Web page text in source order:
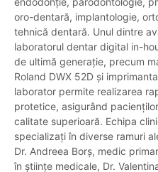
oro-dentară, implantologie,
tehnică dentară. Unul dintre
laboratorul dentar digital in-
de ultimă generație, precum
Roland DWX 52D și
laborator permite realizarea
protetice, asigurând
calitate superioară. Echipa
specializați în diverse ramuri
Dr. Andreea Borș, medic
în științe medicale, Dr.